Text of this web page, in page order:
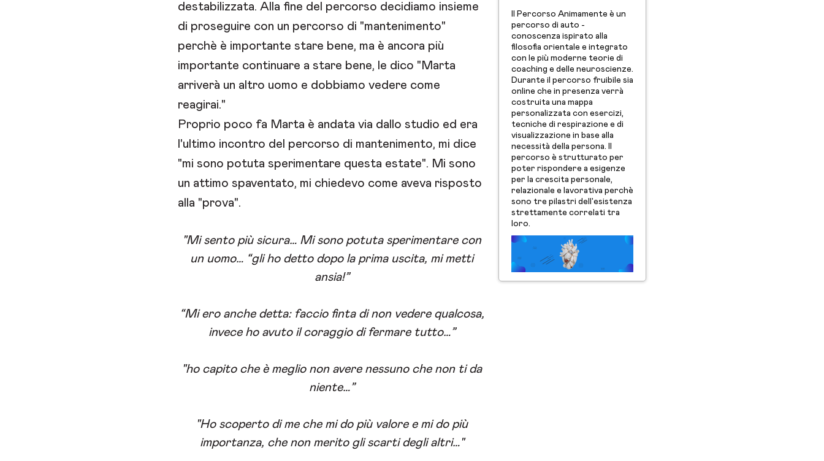
destabilizzata. Alla fine del percorso decidiamo insieme
di proseguire con un percorso di "mantenimento"
perchè è importante stare bene, ma è ancora più
importante continuare a stare bene, le dico "Marta
arriverà un altro uomo e dobbiamo vedere come
reagirai."
Proprio poco fa Marta è andata via dallo studio ed era
l'ultimo incontro del percorso di mantenimento, mi dice
"mi sono potuta sperimentare questa estate". Mi sono
un attimo spaventato, mi chiedevo come aveva risposto
alla "prova".
"Mi sento più sicura… Mi sono potuta sperimentare con
un uomo… “gli ho detto dopo la prima uscita, mi metti
ansia!”
“Mi ero anche detta: faccio finta di non vedere qualcosa,
invece ho avuto il coraggio di fermare tutto…”
"ho capito che è meglio non avere nessuno che non ti da
niente…”
"Ho scoperto di me che mi do più valore e mi do più
importanza, che non merito gli scarti degli altri…"
Il Percorso Animamente è un
percorso di auto -
conoscenza ispirato alla
filosofia orientale e integrato
con le più moderne teorie di
coaching e delle neuroscienze.
Durante il percorso fruibile sia
online che in presenza verrà
costruita una mappa
personalizzata con esercizi,
tecniche di respirazione e di
visualizzazione in base alla
necessità della persona. Il
percorso è strutturato per
poter rispondere a esigenze
per la crescita personale,
relazionale e lavorativa perchè
sono tre pilastri dell'esistenza
strettamente correlati tra
loro.